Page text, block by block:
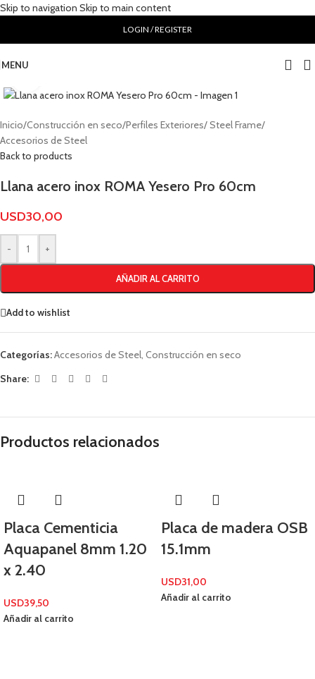
Skip to navigation Skip to main content
LOGIN / REGISTER
MENU
Inicio/Construcción en seco/Perfiles Exteriores/ Steel Frame/
Accesorios de Steel
Back to products
Llana acero inox ROMA Yesero Pro 60cm
USD30,00
- +
AÑADIR AL CARRITO
Add to wishlist
Categorías:Accesorios de Steel Construcción en seco
Share:
Productos relacionados
Placa Cementicia
Aquapanel 8mm 1.20
x 2.40
USD39,50
Añadir al carrito
Placa de madera OSB
15.1mm
USD31,00
Añadir al carrito